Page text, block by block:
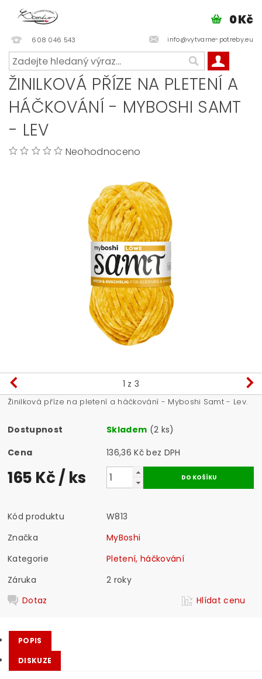
608 046 543 info@vytvarne-potreby.eu
0 Kč
ŽINILKOVÁ PŘÍZE NA PLETENÍ A
HÁČKOVÁNÍ - MYBOSHI SAMT
- LEV
Neohodnoceno
1 z 3
Žinilková příze na pletení a háčkování - Myboshi Samt - Lev.
Dostupnost Skladem (2 ks)
Cena
136,36 Kč bez DPH
165 Kč/ ks
Kód produktu
W813
Značka
MyBoshi
Kategorie
Pletení, háčkování
Záruka
2 roky
Dotaz
Hlídat cenu
POPIS
DISKUZE